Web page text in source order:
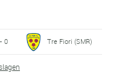
0 Tre Fiori (SMR)